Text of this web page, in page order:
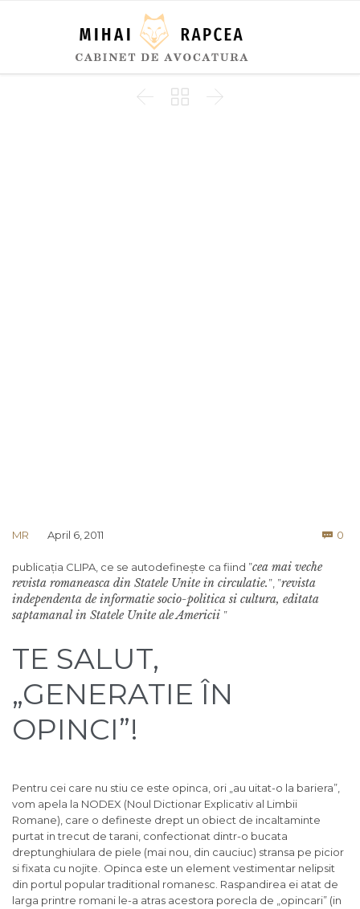
  
MR April 6, 2011  0
publicația CLIPA, ce se autodefinește ca fiind ”cea mai veche
revista romaneasca din Statele Unite in circulatie.”, ”revista
independenta de informatie socio-politica si cultura, editata
saptamanal in Statele Unite ale Americii ”
TE SALUT,
„GENERATIE ÎN
OPINCI”!
Pentru cei care nu stiu ce este opinca, ori „au uitat-o la bariera”,
vom apela la NODEX (Noul Dictionar Explicativ al Limbii
Romane), care o defineste drept un obiect de incaltaminte
purtat in trecut de tarani, confectionat dintr-o bucata
dreptunghiulara de piele (mai nou, din cauciuc) stransa pe picior
si fixata cu nojite. Opinca este un element vestimentar nelipsit
din portul popular traditional romanesc. Raspandirea ei atat de
larga printre romani le-a atras acestora porecla de „opincari” (in